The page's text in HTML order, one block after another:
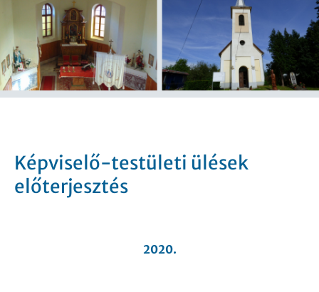
Képviselő-testületi ülések
előterjesztés
2020.